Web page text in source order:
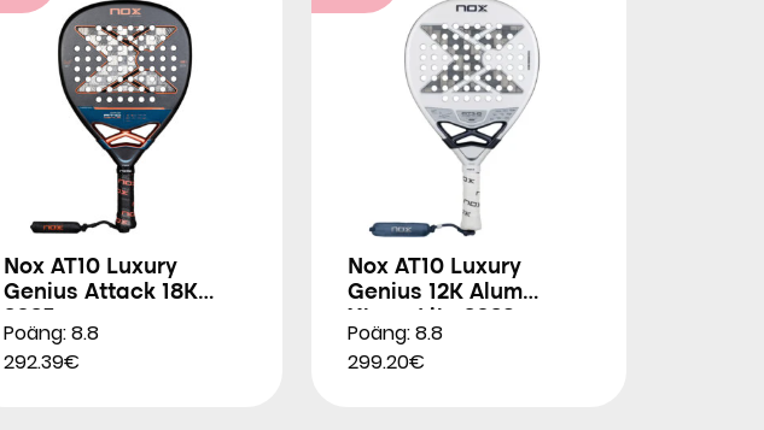
Nox AT10 Luxury
Genius Attack 18K
Poäng: 8.8
292.39€
Nox AT10 Luxury
Genius 12K Alum
Poäng: 8.8
299.20€